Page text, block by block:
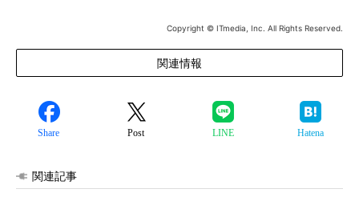
Copyright © ITmedia, Inc. All Rights Reserved.
関連情報
Share Post LINE Hatena
関連記事